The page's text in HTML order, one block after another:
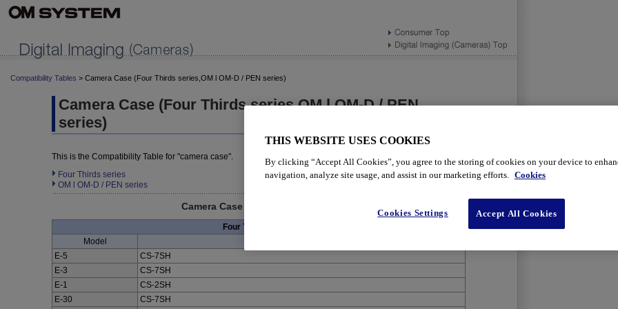
Compatibility Tables > Camera Case (Four Thirds series,OM l OM-D / PEN series)
Camera Case (Four Thirds series,OM l OM-D / PEN
series)
modified: Jun.17.2025
This is the Compatibility Table for "camera case".
Four Thirds series
OM l OM-D / PEN series
Camera Case Compatibility Table
Four Thirds series
Model
E-5
CS-7SH
E-3
CS-7SH
E-1
CS-2SH
E-30
CS-7SH
THIS WEBSITE USES COOKIES
By clicking “Accept All Cookies”, you agree to the storing of cookies on your device to
navigation, analyze site usage, and assist in our marketing efforts.
Cookies
Cookies Settings Accept All Cookies